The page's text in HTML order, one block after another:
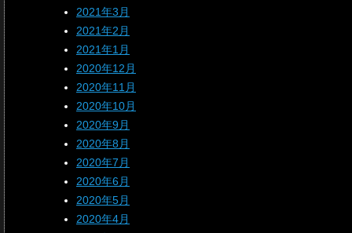
2021年3月
2021年2月
2021年1月
2020年12月
2020年11月
2020年10月
2020年9月
2020年8月
2020年7月
2020年6月
2020年5月
2020年4月